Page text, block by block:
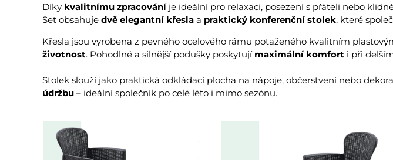
Díky kvalitnímu zpracování je ideální pro relaxaci, posezení s přáteli nebo
Set obsahuje dvě elegantní křesla a praktický konferenční stolek, které
Křesla jsou vyrobena z pevného ocelového rámu potaženého kvalitním
životnost. Pohodlné a silnější podušky poskytují maximální komfort i při
Stolek slouží jako praktická odkládací plocha na nápoje, občerstvení nebo
údržbu – ideální společník po celé léto i mimo sezónu.